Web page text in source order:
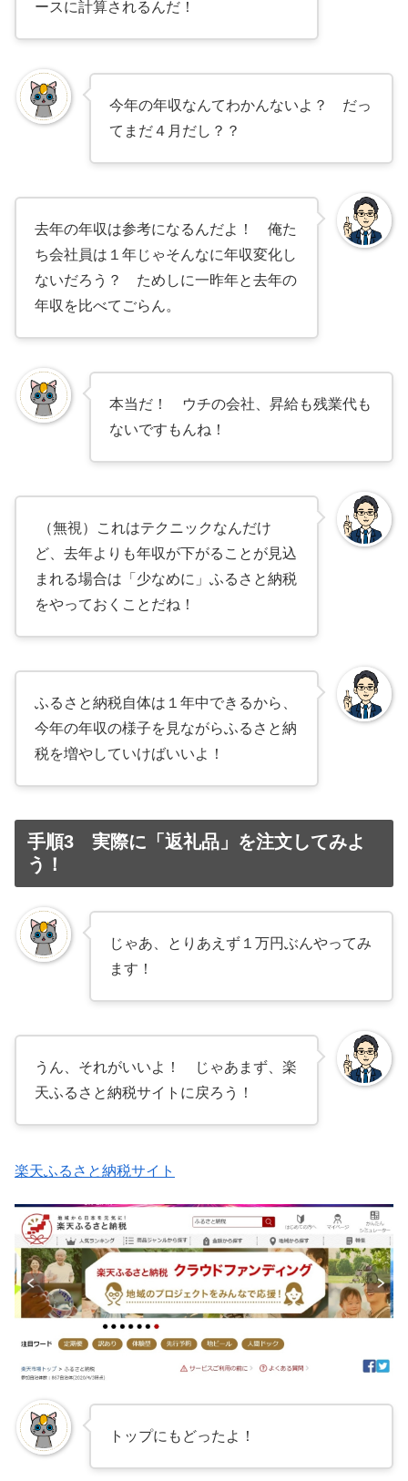
ースに計算されるんだ！
今年の年収なんてわかんないよ？ だっ
てまだ４月だし？？
去年の年収は参考になるんだよ！ 俺た
ち会社員は１年じゃそんなに年収変化し
ないだろう？ ためしに一昨年と去年の
年収を比べてごらん。
本当だ！ ウチの会社、昇給も残業代も
ないですもんね！
（無視）これはテクニックなんだけ
ど、去年よりも年収が下がることが見込
まれる場合は「少なめに」ふるさと納税
をやっておくことだね！
ふるさと納税自体は１年中できるから、
今年の年収の様子を見ながらふるさと納
税を増やしていけばいいよ！
手順3 実際に「返礼品」を注文してみよ
う！
じゃあ、とりあえず１万円ぶんやってみ
ます！
うん、それがいいよ！ じゃあまず、楽
天ふるさと納税サイトに戻ろう！
楽天ふるさと納税サイト
トップにもどったよ！